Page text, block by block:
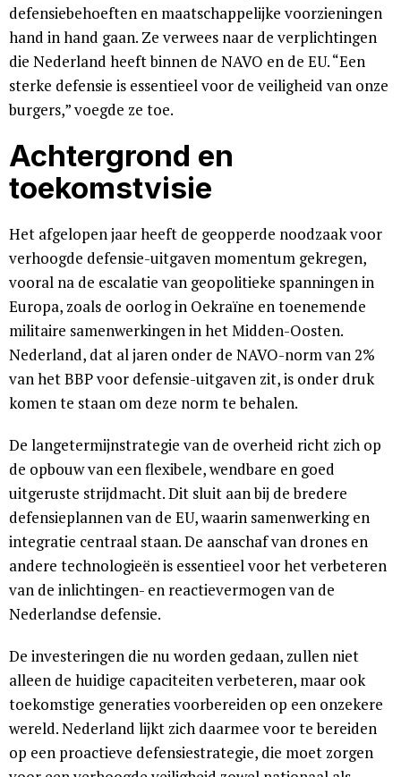
defensiebehoeften en maatschappelijke voorzieningen
hand in hand gaan. Ze verwees naar de verplichtingen
die Nederland heeft binnen de NAVO en de EU. “Een
sterke defensie is essentieel voor de veiligheid van onze
burgers,” voegde ze toe.
Achtergrond en
toekomstvisie
Het afgelopen jaar heeft de geopperde noodzaak voor
verhoogde defensie-uitgaven momentum gekregen,
vooral na de escalatie van geopolitieke spanningen in
Europa, zoals de oorlog in Oekraïne en toenemende
militaire samenwerkingen in het Midden-Oosten.
Nederland, dat al jaren onder de NAVO-norm van 2%
van het BBP voor defensie-uitgaven zit, is onder druk
komen te staan om deze norm te behalen.
De langetermijnstrategie van de overheid richt zich op
de opbouw van een flexibele, wendbare en goed
uitgeruste strijdmacht. Dit sluit aan bij de bredere
defensieplannen van de EU, waarin samenwerking en
integratie centraal staan. De aanschaf van drones en
andere technologieën is essentieel voor het verbeteren
van de inlichtingen- en reactievermogen van de
Nederlandse defensie.
De investeringen die nu worden gedaan, zullen niet
alleen de huidige capaciteiten verbeteren, maar ook
toekomstige generaties voorbereiden op een onzekere
wereld. Nederland lijkt zich daarmee voor te bereiden
op een proactieve defensiestrategie, die moet zorgen